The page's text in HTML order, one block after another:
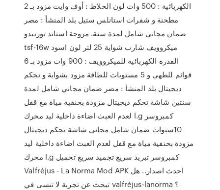
الكهربائية : 500 وات لون الخلاط : أوف وايت مزود بـ 2
مطحنة و شفرات استانلس ستيل بلد المنشأ : مصر
ضمان مجاني شامل لمدة سنة. مروحة استاند تورنيدو
tsf-16w ميكروويف شارب شواية 25 لتر لون اسود
القدرة الكهربائية للميكروويف : 900 وات مزود بـ 6
قوائم للطهي و 5 مستويات للطاقة مزود بشواية و تحكم
ديجيتال بلد المنشأ : مصر ضمان مجاني شامل لمدة
سنتين شاشة تحكم ديجيتال مزودة بحنفية مياة مع قفل
لعدم العبث اضاءة داخلية ليد محرك l.g كمبروسر
10سنوات ضمان شامل مجاني شاشة تحكم ديجيتال
مزودة بحنفية مياة مع قفل لعدم العبث اضاءة داخلية ليد
محرك l.g كمبروسر تبريد سريع تجميد سريع تحميل
Valfréjus - La Norma Mod APK احدث اصدار.. هل
تبحث عن تجربة لا تنسى في valfréjus-lanorma ؟